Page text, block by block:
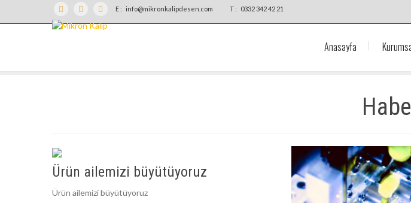
E : info@mikronkalipdesen.com T : 0332 342 42 21
Anasayfa
Ürün ailemizi büyütüyoruz
Ürün ailemizi büyütüyoruz